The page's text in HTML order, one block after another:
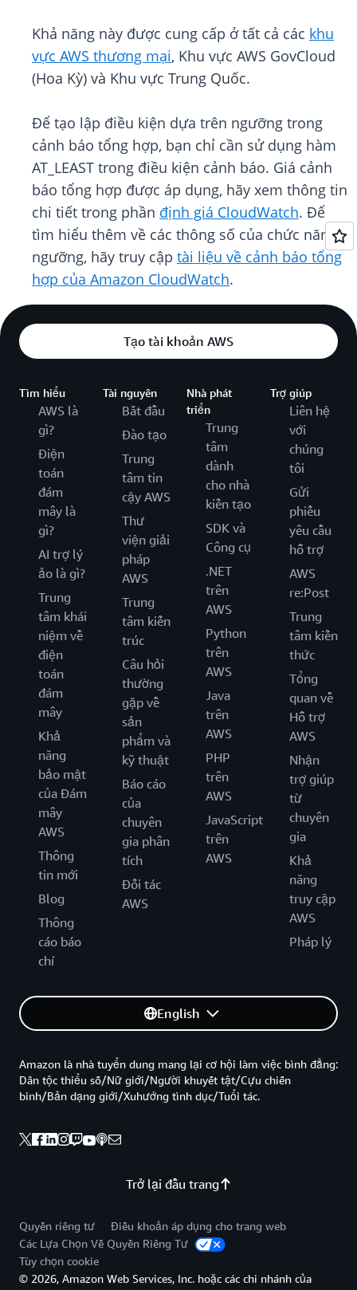
Khả năng này được cung cấp ở tất cả các khu
vực AWS thương mại, Khu vực AWS GovCloud
(Hoa Kỳ) và Khu vực Trung Quốc.
Để tạo lập điều kiện dựa trên ngưỡng trong
cảnh báo tổng hợp, bạn chỉ cần sử dụng hàm
AT_LEAST trong điều kiện cảnh báo. Giá cảnh
báo tổng hợp được áp dụng, hãy xem thông tin
chi tiết trong phần định giá CloudWatch. Để
tìm hiểu thêm về các thông số của chức năng
ngưỡng, hãy truy cập tài liệu về cảnh báo tổng
hợp của Amazon CloudWatch.
Tạo tài khoản AWS
Tìm hiểu
AWS là
gì?
Điện
toán
đám
mây là
gì?
AI trợ lý
ảo là gì?
Trung
tâm khái
niệm về
điện
toán
đám
mây
Khả
năng
bảo mật
của Đám
mây
AWS
Thông
tin mới
Blog
Thông
cáo báo
chí
Tài nguyên
Bắt đầu
Đào tạo
Trung
tâm tin
cậy AWS
Thư
viện giải
pháp
AWS
Trung
tâm kiến
trúc
Câu hỏi
thường
gặp về
sản
phẩm và
kỹ thuật
Báo cáo
của
chuyên
gia phân
tích
Đối tác
AWS
Nhà phát
triển
Trung
tâm
dành
cho nhà
kiến tạo
SDK và
Công cụ
.NET
trên
AWS
Python
trên
AWS
Java
trên
AWS
PHP
trên
AWS
JavaScript
trên
AWS
Trợ giúp
Liên hệ
với
chúng
tôi
Gửi
phiếu
yêu cầu
hỗ trợ
AWS
re:Post
Trung
tâm kiến
thức
Tổng
quan về
Hỗ trợ
AWS
Nhận
trợ giúp
từ
chuyên
gia
Khả
năng
truy cập
AWS
Pháp lý
English
Trở lại đầu trang
Amazon là nhà tuyển dung mang lại cơ hội làm việc bình đẳng:
Dân tộc thiểu số/Nữ giới/Người khuyết tật/Cựu chiến
binh/Bản dạng giới/Xuhướng tình dục/Tuổi tác.
Quyền riêng tư
Điều khoản áp dụng cho trang web
Các Lựa Chọn Về Quyền Riêng Tư
Tùy chọn cookie
© 2026, Amazon Web Services, Inc. hoặc các chi nhánh của